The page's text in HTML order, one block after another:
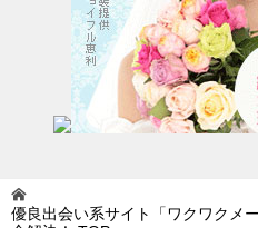
優良出会い系サイト「ワクワクメ